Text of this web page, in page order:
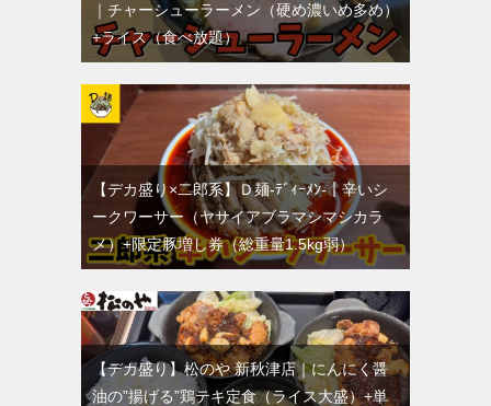
｜チャーシューラーメン（硬め濃いめ多め）
+ライス（食べ放題）
【デカ盛り×二郎系】Ｄ麺-ﾃﾞｨｰﾒﾝ-｜辛いシ
ークワーサー（ヤサイアブラマシマシカラ
メ）+限定豚増し券（総重量1.5kg弱）
【デカ盛り】松のや 新秋津店｜にんにく醤
油の”揚げる”鶏テキ定食（ライス大盛）+単